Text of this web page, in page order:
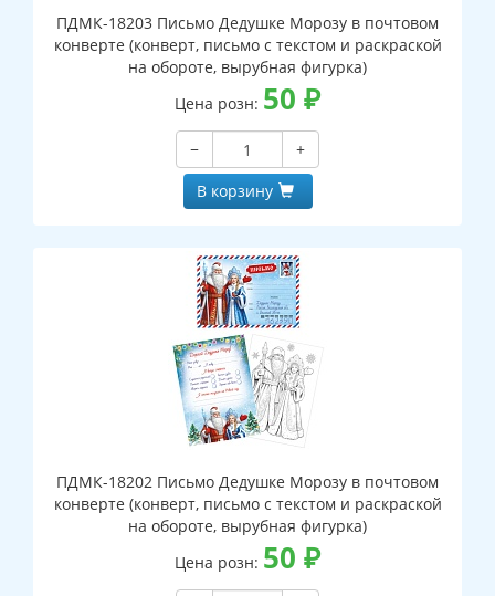
ПДМК-18203 Письмо Дедушке Морозу в почтовом
конверте (конверт, письмо с текстом и раскраской
на обороте, вырубная фигурка)
Цена розн: 50 ₽
−
+
В корзину
ПДМК-18202 Письмо Дедушке Морозу в почтовом
конверте (конверт, письмо с текстом и раскраской
на обороте, вырубная фигурка)
Цена розн: 50 ₽